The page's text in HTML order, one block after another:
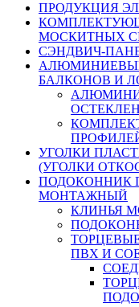
ПРОДУКЦИЯ
МОСКИТНЫХ
СЭНДВИЧ-
АЛЮМИНИЕВЫЙ
БАЛКОНОВ И
УГОЛКИ
(УГОЛКИ
ПОДОКОННИК
МОНТАЖНЫЙ
КЛИНЬЯ
ПВХ И